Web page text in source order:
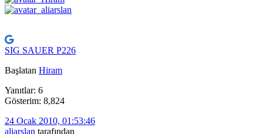
SIG SAUER P226
Başlatan Hiram
Yanıtlar: 6
Gösterim: 8,824
24 Ocak 2010, 01:53:46
aliarslan tarafından